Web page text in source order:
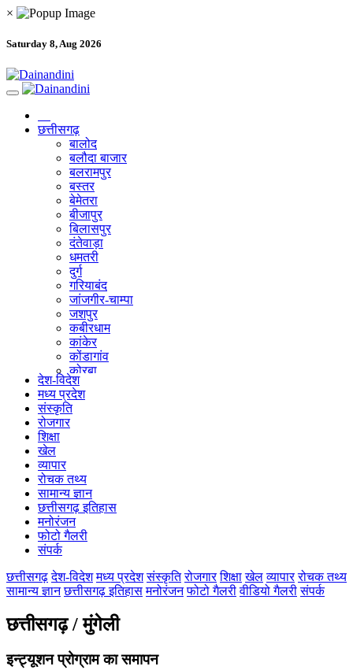
×
Saturday 8, Aug 2026
छत्तीसगढ़
बालोद
बलौदा बाजार
बलरामपुर
बस्तर
बेमेतरा
बीजापुर
बिलासपुर
दंतेवाड़ा
धमतरी
दुर्ग
गरियाबंद
जांजगीर-चाम्पा
जशपुर
कबीरधाम
कांकेर
कोंडागांव
कोरबा
कोरिया
महासमुंद
मुंगेली
नारायणपुर
सुकमा
सूरजपुर
सरगुजा
गौरेला पेंड्रा मरवाही
खैरागढ़-छुईखदान-गंडई
सारंगढ़-बिलाईगढ़
मनेन्द्रगढ़ – चिरिमिरी – भरतपुर
सक्ति
देश-विदेश
मध्य प्रदेश
संस्कृति
रोजगार
शिक्षा
खेल
व्यापार
रोचक तथ्य
सामान्य ज्ञान
छत्तीसगढ़ इतिहास
मनोरंजन
फोटो गैलरी
संपर्क
छत्तीसगढ़ देश-विदेश मध्य प्रदेश संस्कृति रोजगार शिक्षा खेल व्यापार रोचक तथ्य
सामान्य ज्ञान छत्तीसगढ़ इतिहास मनोरंजन फोटो गैलरी वीडियो गैलरी संपर्क
छत्तीसगढ़ / मुंगेली
इन्ट्यूशन प्रोग्राम का समापन